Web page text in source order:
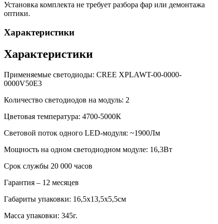
Установка комплекта не требует разбора фар или демонтажа
оптики.
Характеристики
Характеристики
Применяемые светодиоды: CREE XPLAWT-00-0000-
0000V50E3
Количество светодиодов на модуль: 2
Цветовая температура: 4700-5000К
Световой поток одного LED-модуля: ~1900Лм
Мощность на одном светодиодном модуле: 16,3Вт
Срок службы 20 000 часов
Гарантия – 12 месяцев
Габариты упаковки: 16,5х13,5х5,5см
Масса упаковки: 345г.